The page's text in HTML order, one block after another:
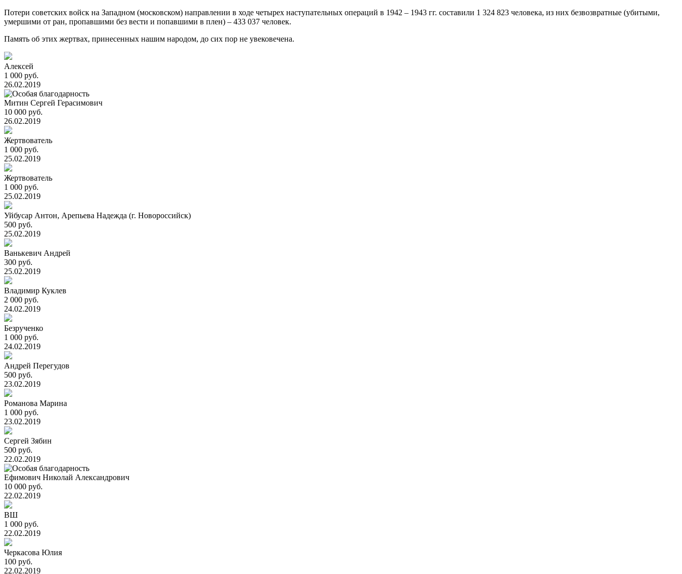
Потери советских войск на Западном (московском) направлении в ходе четырех наступательных операций в 1942 – 1943 гг. составили 1 324 823 человека, из них безвозвратные (убитыми,
умершими от ран, пропавшими без вести и попавшими в плен) – 433 037 человек.
Память об этих жертвах, принесенных нашим народом, до сих пор не увековечена.
Алексей
1 000 руб.
26.02.2019
Митин Сергей Герасимович
10 000 руб.
26.02.2019
Жертвователь
1 000 руб.
25.02.2019
Жертвователь
1 000 руб.
25.02.2019
Уйбусар Антон, Арепьева Надежда (г. Новороссийск)
500 руб.
25.02.2019
Ванькевич Андрей
300 руб.
25.02.2019
Владимир Куклев
2 000 руб.
24.02.2019
Безрученко
1 000 руб.
24.02.2019
Андрей Перегудов
500 руб.
23.02.2019
Романова Марина
1 000 руб.
23.02.2019
Сергей Зябин
500 руб.
22.02.2019
Ефимович Николай Александрович
10 000 руб.
22.02.2019
ВШ
1 000 руб.
22.02.2019
Черкасова Юлия
100 руб.
22.02.2019